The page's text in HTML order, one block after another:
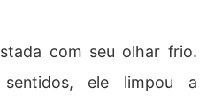
com seu olhar frio.
ele limpou a